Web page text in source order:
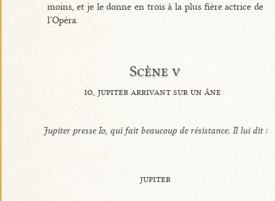
moins, et je le donne en trois à la plus fière actrice de
l’Opéra.
Scène v
io, jupiter arrivant sur un âne
Jupiter presse Io, qui fait beaucoup de résistance. Il lui dit :
jupiter